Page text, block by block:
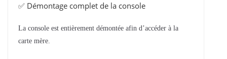
✅ Démontage complet de la console
La console est entièrement démontée afin d’accéder à la
carte mère.